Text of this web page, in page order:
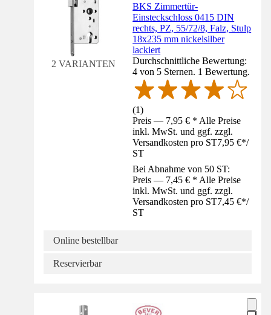
2 VARIANTEN
BKS Zimmertür-
Einsteckschloss 0415 DIN
rechts, PZ, 55/72/8, Falz, Stulp
18x235 mm nickelsilber
lackiert
Durchschnittliche Bewertung:
4 von 5 Sternen. 1 Bewertung.
(1)
Preis — 7,95 € * Alle Preise
inkl. MwSt. und ggf. zzgl.
Versandkosten pro ST7,95 €*/
ST
Bei Abnahme von 50 ST:
Preis — 7,45 € * Alle Preise
inkl. MwSt. und ggf. zzgl.
Versandkosten pro ST7,45 €*/
ST
Online bestellbar
Reservierbar